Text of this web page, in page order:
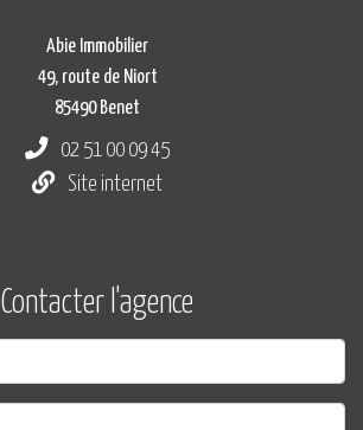
Abie Immobilier
49, route de Niort
85490 Benet
02 51 00 09 45
Site internet
Contacter l'agence